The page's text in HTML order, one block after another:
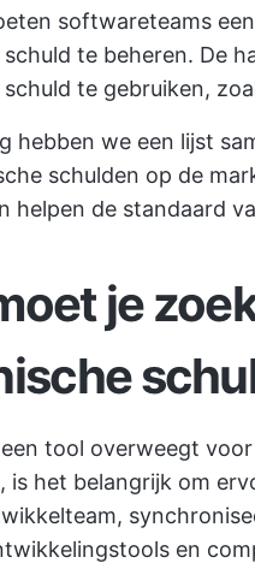
softwareteams
te beheren. De
te gebruiken,
hebben we een lijst
schulden op de
helpen de standaard
je
tool overweegt
is het belangrijk om
en